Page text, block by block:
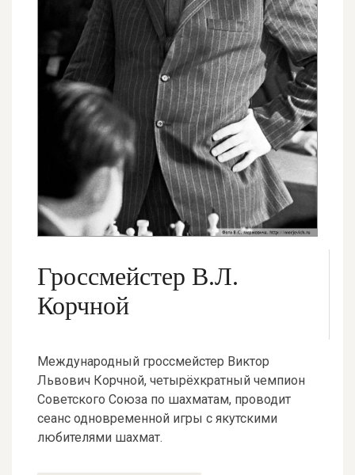
Гроссмейстер В.Л.
Корчной
Международный гроссмейстер Виктор
Львович Корчной, четырёхкратный чемпион
Советского Союза по шахматам, проводит
сеанс одновременной игры с якутскими
любителями шахмат.